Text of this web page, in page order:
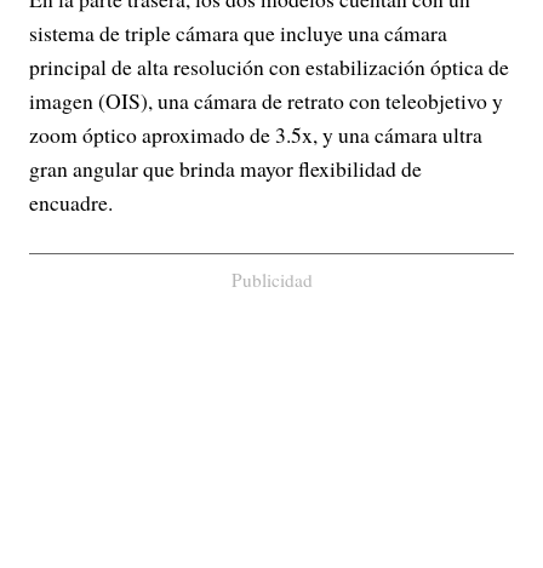
sistema de triple cámara que incluye una cámara
principal de alta resolución con estabilización óptica de
imagen (OIS), una cámara de retrato con teleobjetivo y
zoom óptico aproximado de 3.5x, y una cámara ultra
gran angular que brinda mayor flexibilidad de
encuadre.
Publicidad